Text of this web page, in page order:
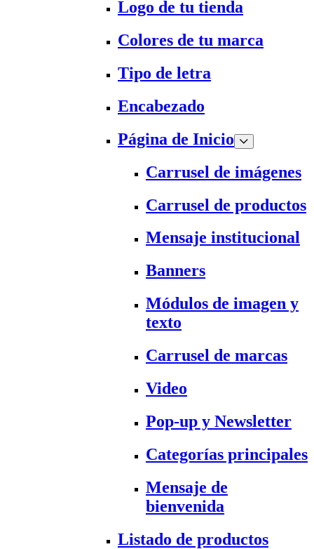
Logo de tu tienda
Colores de tu marca
Tipo de letra
Encabezado
Página de Inicio
Carrusel de imágenes
Carrusel de productos
Mensaje institucional
Banners
Módulos de imagen y
texto
Carrusel de marcas
Video
Pop-up y Newsletter
Categorías principales
Mensaje de
bienvenida
Listado de productos